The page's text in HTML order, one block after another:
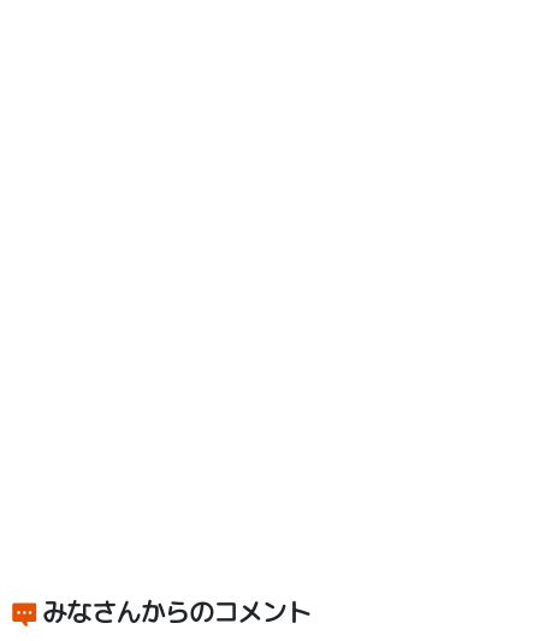
みなさんからのコメント